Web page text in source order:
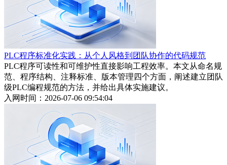
PLC程序标准化实践：从个人风格到团队协作的代码规范
PLC程序可读性和可维护性直接影响工程效率。本文从命名规
范、程序结构、注释标准、版本管理四个方面，阐述建立团队
级PLC编程规范的方法，并给出具体实施建议。
入网时间：2026-07-06 09:54:04